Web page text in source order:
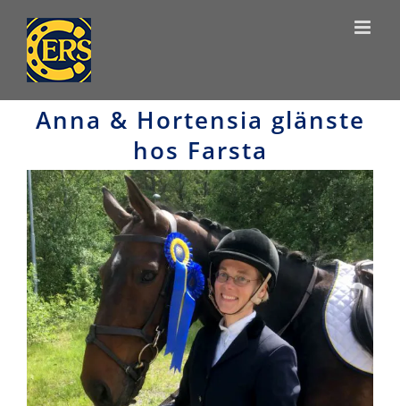
content
Anna & Hortensia glänste
hos Farsta
View
Larger
Image